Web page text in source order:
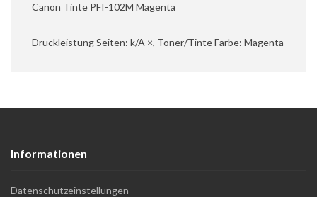
Canon Tinte PFI-102M Magenta
Druckleistung Seiten: k/A ×, Toner/Tinte Farbe: Magenta
Informationen
Datenschutzeinstellungen